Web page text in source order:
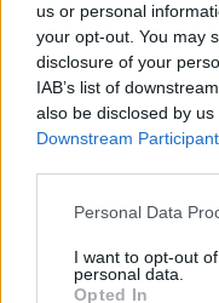
us or personal
your opt-out. You may
disclosure of your
IAB’s list of
also be disclosed by
Downstream
Please note that this
not limited to your visit
grant or deny consent
Personal Data
I want to opt-out
personal data.
Opted In
Kazinczy utca
2015. október 04.